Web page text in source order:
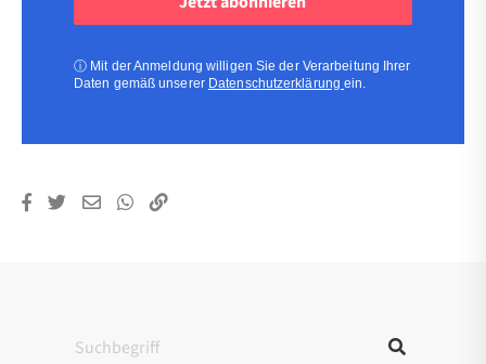
ⓘ Mit der Anmeldung willigen Sie der Verarbeitung Ihrer
Daten gemäß unserer Datenschutzerklärungein.